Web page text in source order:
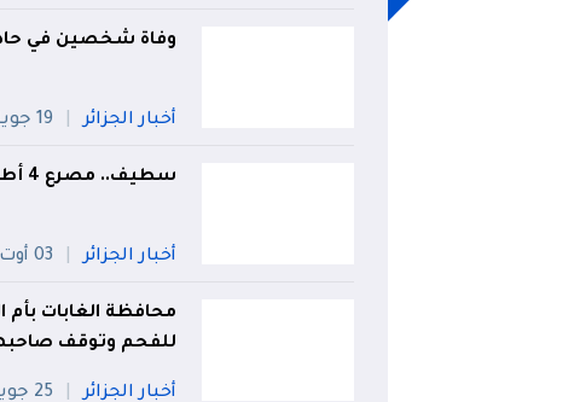
وفاة شخصين في
أخبار الجزائر 19 جويلية
سطيف.. مصرع 4 أطفال غرقاً داخل مجمع مائي بعين آزال
أخبار الجزائر 03 أوت
محافظة الغابات
للفحم وتوقف
أخبار الجزائر 25 جويلية